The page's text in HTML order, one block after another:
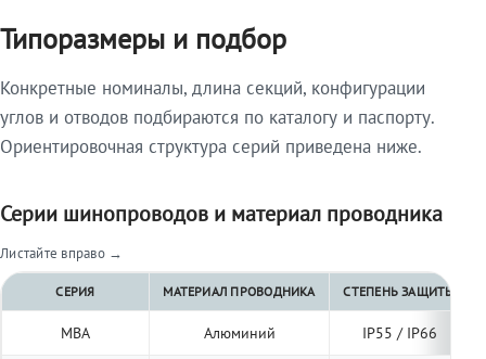
Типоразмеры и подбор
Конкретные номиналы, длина секций, конфигурации
углов и отводов подбираются по каталогу и паспорту.
Ориентировочная структура серий приведена ниже.
Серии шинопроводов и материал проводника
Листайте вправо →
СЕРИЯ МАТЕРИАЛ ПРОВОДНИКА СТЕПЕНЬ ЗАЩИТЫ
МВА Алюминий IP55 / IP66